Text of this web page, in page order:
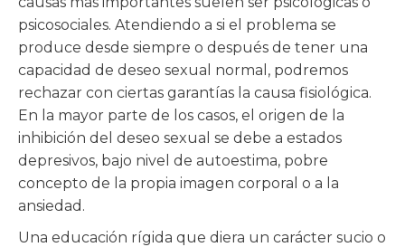
psicosociales. Atendiendo a si el problema se
produce desde siempre o después de tener una
capacidad de deseo sexual normal, podremos
rechazar con ciertas garantías la causa fisiológica.
En la mayor parte de los casos, el origen de la
inhibición del deseo sexual se debe a estados
depresivos, bajo nivel de autoestima, pobre
concepto de la propia imagen corporal o a la
ansiedad.
Una educación rígida que diera un carácter sucio o